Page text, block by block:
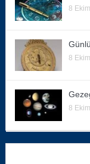
8
8
8